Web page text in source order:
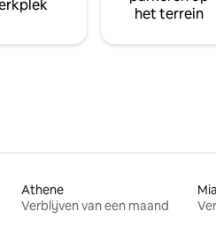
het terrein
Athene
Verblijven van een maand